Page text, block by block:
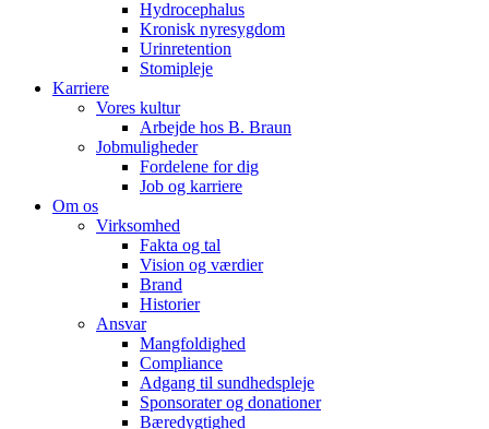
Hydrocephalus
Kronisk nyresygdom
Urinretention
Stomipleje
Karriere
Vores kultur
Arbejde hos B. Braun
Jobmuligheder
Fordelene for dig
Job og karriere
Om os
Virksomhed
Fakta og tal
Vision og værdier
Brand
Historier
Ansvar
Mangfoldighed
Compliance
Adgang til sundhedspleje
Sponsorater og donationer
Bæredygtighed